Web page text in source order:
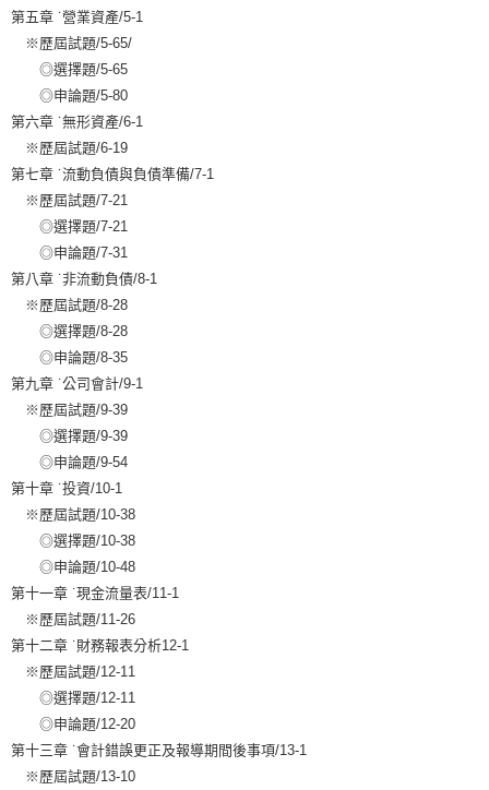
第五章 ˙營業資產/5-1
※歷屆試題/5-65/
◎選擇題/5-65
◎申論題/5-80
第六章 ˙無形資產/6-1
※歷屆試題/6-19
第七章 ˙流動負債與負債準備/7-1
※歷屆試題/7-21
◎選擇題/7-21
◎申論題/7-31
第八章 ˙非流動負債/8-1
※歷屆試題/8-28
◎選擇題/8-28
◎申論題/8-35
第九章 ˙公司會計/9-1
※歷屆試題/9-39
◎選擇題/9-39
◎申論題/9-54
第十章 ˙投資/10-1
※歷屆試題/10-38
◎選擇題/10-38
◎申論題/10-48
第十一章 ˙現金流量表/11-1
※歷屆試題/11-26
第十二章 ˙財務報表分析12-1
※歷屆試題/12-11
◎選擇題/12-11
◎申論題/12-20
第十三章 ˙會計錯誤更正及報導期間後事項/13-1
※歷屆試題/13-10